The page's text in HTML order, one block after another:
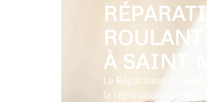
ROULANT
À SAINT-
Le Réparation de
la réparation, la